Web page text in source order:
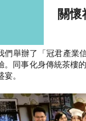
關懷
們舉辦了「冠君產業
。同事化身傳統茶樓
宴。